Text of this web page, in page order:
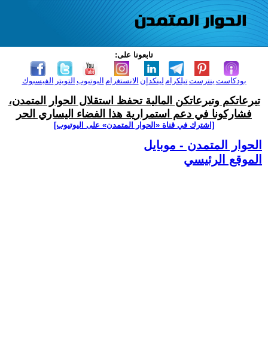
تابعونا على:
الفيسبوك التويتر اليوتيوب الانستغرام لينكدإن تيلكرامبنترست بودكاست
تبرعاتكم وتبرعاتكن المالية تحفظ استقلال الحوار المتمدن،
فشاركونا في دعم استمرارية هذا الفضاء اليساري الحر
[اشترك في قناة ‫«الحوار المتمدن» على اليوتيوب]
الحوار المتمدن - موبايل
الموقع الرئيسي